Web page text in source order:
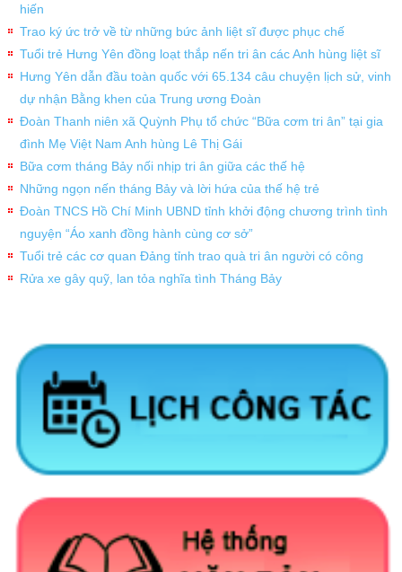
hiến
Trao ký ức trở về từ những bức ảnh liệt sĩ được phục chế
Tuổi trẻ Hưng Yên đồng loạt thắp nến tri ân các Anh hùng liệt sĩ
Hưng Yên dẫn đầu toàn quốc với 65.134 câu chuyện lịch sử, vinh
dự nhận Bằng khen của Trung ương Đoàn
Đoàn Thanh niên xã Quỳnh Phụ tổ chức “Bữa cơm tri ân” tại gia
đình Mẹ Việt Nam Anh hùng Lê Thị Gái
Bữa cơm tháng Bảy nối nhịp tri ân giữa các thế hệ
Những ngọn nến tháng Bảy và lời hứa của thế hệ trẻ
Đoàn TNCS Hồ Chí Minh UBND tỉnh khởi động chương trình tình
nguyện “Áo xanh đồng hành cùng cơ sở”
Tuổi trẻ các cơ quan Đảng tỉnh trao quà tri ân người có công
Rửa xe gây quỹ, lan tỏa nghĩa tình Tháng Bảy